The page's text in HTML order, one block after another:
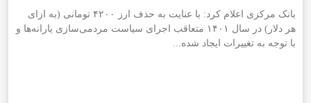
بانک مرکزی اعلام کرد: با عنایت به حذف ارز ۴۲۰۰ تومانی (به ازای
هر دلار) در سال ۱۴۰۱ متعاقب اجرای سیاست مردمی‌سازی یارانه‌ها و
با توجه به تغییرات ایجاد شده...